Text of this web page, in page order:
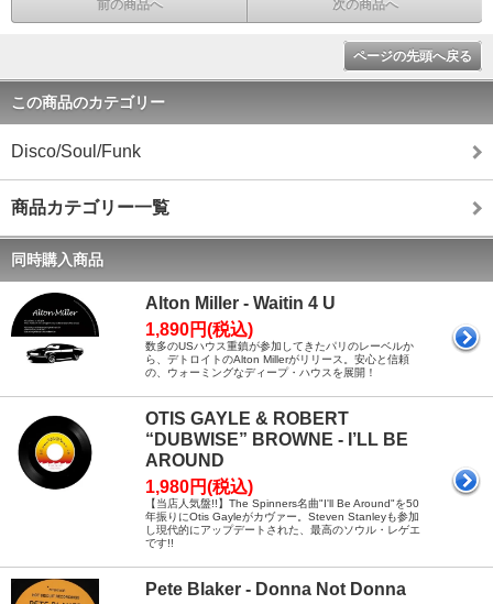
前の商品へ 次の商品へ
ページの先頭へ戻る
この商品のカテゴリー
Disco/Soul/Funk
商品カテゴリー一覧
同時購入商品
Alton Miller - Waitin 4 U
1,890円(税込)
数多のUSハウス重鎮が参加してきたパリのレーベルか
ら、デトロイトのAlton Millerがリリース。安心と信頼
の、ウォーミングなディープ・ハウスを展開！
OTIS GAYLE & ROBERT
“DUBWISE” BROWNE - I’LL BE
AROUND
1,980円(税込)
【当店人気盤!!】The Spinners名曲"I'll Be Around"を50
年振りにOtis Gayleがカヴァー。Steven Stanleyも参加
し現代的にアップデートされた、最高のソウル・レゲエ
です!!
Pete Blaker - Donna Not Donna